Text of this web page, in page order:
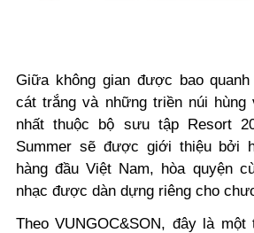
Giữa không gian được bao
cát trắng và những triền núi
nhất thuộc bộ sưu tập Resort
Summer sẽ được giới thiệu bởi
hàng đầu Việt Nam, hòa quyện
nhạc được dàn dựng riêng cho
Theo VUNGOC&SON, đây là